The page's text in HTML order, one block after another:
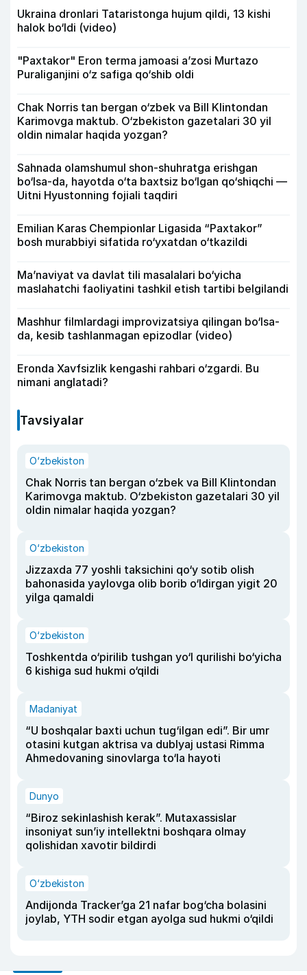
Ukraina dronlari Tataristonga hujum qildi, 13 kishi
halok bo‘ldi (video)
"Paxtakor" Eron terma jamoasi a’zosi Murtazo
Puraliganjini o‘z safiga qo‘shib oldi
Chak Norris tan bergan o‘zbek va Bill Klintondan
Karimovga maktub. O‘zbekiston gazetalari 30 yil
oldin nimalar haqida yozgan?
Sahnada olamshumul shon-shuhratga erishgan
bo‘lsa-da, hayotda o‘ta baxtsiz bo‘lgan qo‘shiqchi —
Uitni Hyustonning fojiali taqdiri
Emilian Karas Chempionlar Ligasida “Paxtakor”
bosh murabbiyi sifatida ro‘yxatdan o‘tkazildi
Ma’naviyat va davlat tili masalalari bo‘yicha
maslahatchi faoliyatini tashkil etish tartibi belgilandi
Mashhur filmlardagi improvizatsiya qilingan bo‘lsa-
da, kesib tashlanmagan epizodlar (video)
Eronda Xavfsizlik kengashi rahbari o‘zgardi. Bu
nimani anglatadi?
Tavsiyalar
O‘zbekiston
Chak Norris tan bergan o‘zbek va Bill Klintondan
Karimovga maktub. O‘zbekiston gazetalari 30 yil
oldin nimalar haqida yozgan?
O‘zbekiston
Jizzaxda 77 yoshli taksichini qo‘y sotib olish
bahonasida yaylovga olib borib o‘ldirgan yigit 20
yilga qamaldi
O‘zbekiston
Toshkentda o‘pirilib tushgan yo‘l qurilishi bo‘yicha
6 kishiga sud hukmi o‘qildi
Madaniyat
“U boshqalar baxti uchun tug‘ilgan edi”. Bir umr
otasini kutgan aktrisa va dublyaj ustasi Rimma
Ahmedovaning sinovlarga to‘la hayoti
Dunyo
“Biroz sekinlashish kerak”. Mutaxassislar
insoniyat sun’iy intellektni boshqara olmay
qolishidan xavotir bildirdi
O‘zbekiston
Andijonda Tracker’ga 21 nafar bog‘cha bolasini
joylab, YTH sodir etgan ayolga sud hukmi o‘qildi